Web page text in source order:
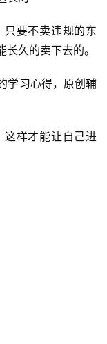
要不卖违规的东
久的卖下去的。
学习心得，原创辅
这样才能让自己进